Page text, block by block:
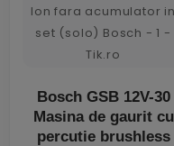
Bosch GSB 12V-30
Masina de gaurit cu
percutie brushless